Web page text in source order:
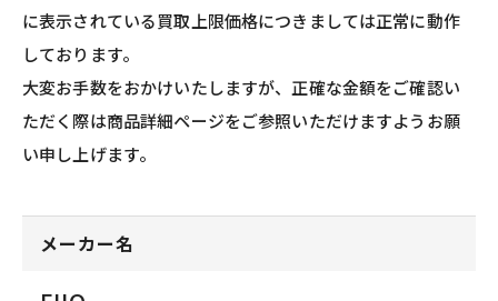
に表示されている買取上限価格につきましては正常に動作
しております。
大変お手数をおかけいたしますが、正確な金額をご確認い
ただく際は商品詳細ページをご参照いただけますようお願
い申し上げます。
メーカー名